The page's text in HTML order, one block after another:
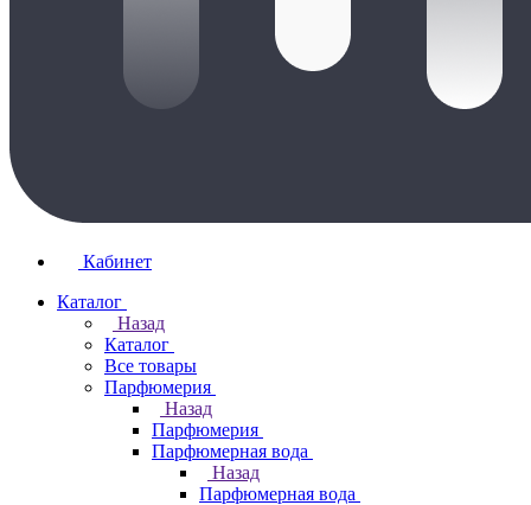
Кабинет
Каталог
Назад
Каталог
Все товары
Парфюмерия
Назад
Парфюмерия
Парфюмерная вода
Назад
Парфюмерная вода